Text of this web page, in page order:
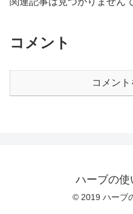
コメント
コメン
ハーブの
© 2019 ハーブ